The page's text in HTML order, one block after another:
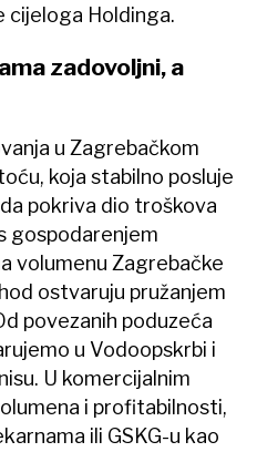
cijeloga Holdinga.
zadovoljni, a
u Zagrebačkom
koja stabilno posluje
pokriva dio troškova
gospodarenjem
volumenu Zagrebačke
ostvaruju pružanjem
povezanih poduzeća
u Vodoopskrbi i
U komercijalnim
i profitabilnosti,
ili GSKG-u kao